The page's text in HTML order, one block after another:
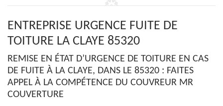
ENTREPRISE URGENCE FUITE DE
TOITURE LA CLAYE 85320
REMISE EN ÉTAT D’URGENCE DE TOITURE EN CAS
DE FUITE À LA CLAYE, DANS LE 85320 : FAITES
APPEL À LA COMPÉTENCE DU COUVREUR MR
COUVERTURE